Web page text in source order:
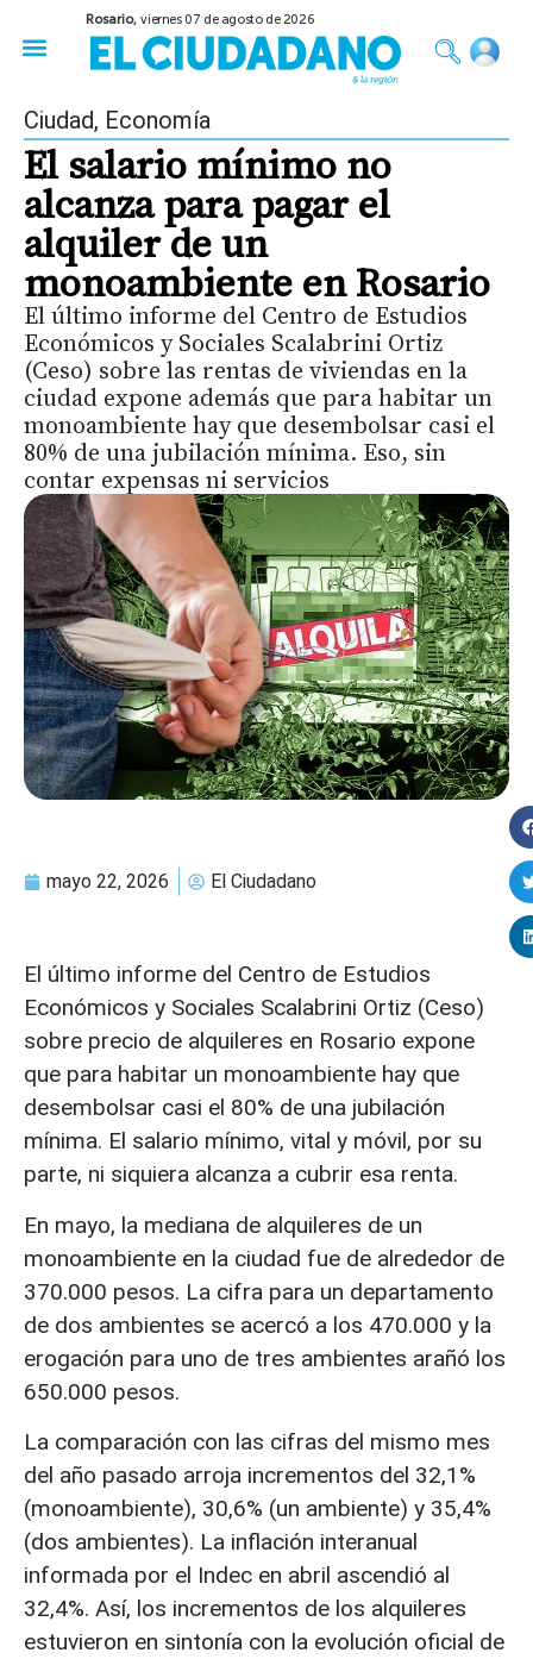
Rosario,viernes 07 de agosto de 2026
Ciudad, Economía
El salario mínimo no
alcanza para pagar el
alquiler de un
monoambiente en Rosario
El último informe del Centro de Estudios
Económicos y Sociales Scalabrini Ortiz
(Ceso) sobre las rentas de viviendas en la
ciudad expone además que para habitar un
monoambiente hay que desembolsar casi el
80% de una jubilación mínima. Eso, sin
contar expensas ni servicios
mayo 22, 2026 El Ciudadano
El último informe del Centro de Estudios
Económicos y Sociales Scalabrini Ortiz (Ceso)
sobre precio de alquileres en Rosario expone
que para habitar un monoambiente hay que
desembolsar casi el 80% de una jubilación
mínima. El salario mínimo, vital y móvil, por su
parte, ni siquiera alcanza a cubrir esa renta.
En mayo, la mediana de alquileres de un
monoambiente en la ciudad fue de alrededor de
370.000 pesos. La cifra para un departamento
de dos ambientes se acercó a los 470.000 y la
erogación para uno de tres ambientes arañó los
650.000 pesos.
La comparación con las cifras del mismo mes
del año pasado arroja incrementos del 32,1%
(monoambiente), 30,6% (un ambiente) y 35,4%
(dos ambientes). La inflación interanual
informada por el Indec en abril ascendió al
32,4%. Así, los incrementos de los alquileres
estuvieron en sintonía con la evolución oficial de